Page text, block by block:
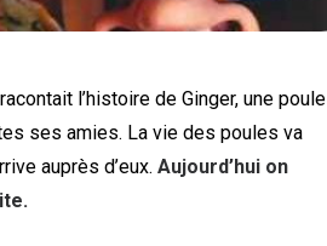
l’histoire de Ginger, une poule
ses amies. La vie des poules va
auprès d’eux. Aujourd’hui on